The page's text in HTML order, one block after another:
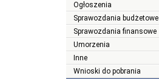
Ogłoszenia
Sprawozdania budżetowe
Sprawozdania finansowe
Umorzenia
Inne
Wnioski do pobrania